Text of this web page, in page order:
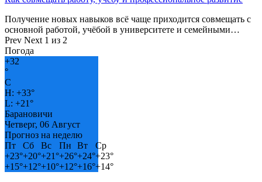
Получение новых навыков всё чаще приходится совмещать с
основной работой, учёбой в университете и семейными…
Prev Next 1 из 2
Погода
+32
°
C
H: +33°
L: +21°
Барановичи
Четверг, 06 Август
Прогноз на неделю
Пт
Сб Вс Пн Вт
Ср
+23°+20°+21°+26°+24°+23°
+15°+12°+10°+12°+16°+14°